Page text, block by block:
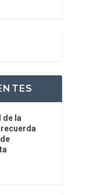
de la